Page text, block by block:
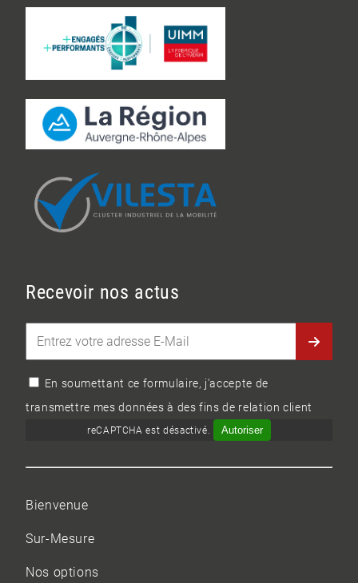
Recevoir nos actus
En soumettant ce formulaire, j'accepte de
transmettre mes données à des fins de relation client
reCAPTCHA est désactivé. Autoriser
Bienvenue
Sur-Mesure
Nos options